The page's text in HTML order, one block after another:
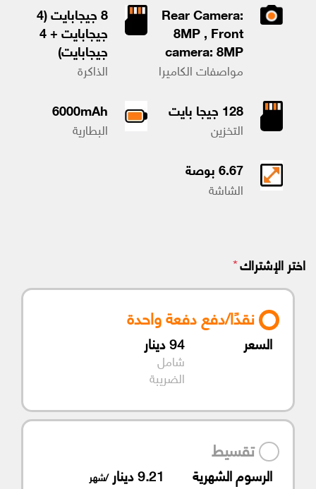
الهاتف ميزات عالية الأداء دون أن يثقل كاهلك.
Rear Camera:
8MP , Front
camera: 8MP
مواصفات الكاميرا
8 جيجابايت (4
جيجابايت + 4
جيجابايت)
الذاكرة
128 جيجا بايت
التخزين
6000mAh
البطارية
6.67 بوصة
الشاشة
اختر الإشتراك*
نقدًا/دفع دفعة واحدة
السعر 94دينار
شامل
الضريبة
تقسيط
الرسوم الشهرية 9.21دينار/شهر